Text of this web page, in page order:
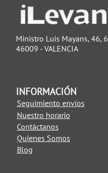
Ministro Luis Mayans, 46, 6
46009 - VALENCIA
INFORMACIÓN
Seguimiento envíos
Nuestro horario
Contáctanos
Quienes Somos
Blog